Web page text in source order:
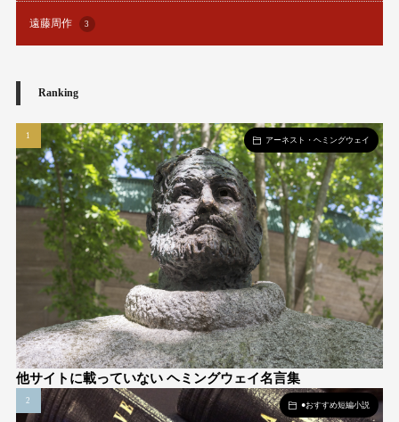
遠藤周作 3
Ranking
アーネスト・ヘミングウェイ
他サイトに載っていない ヘミングウェイ名言集
●おすすめ短編小説